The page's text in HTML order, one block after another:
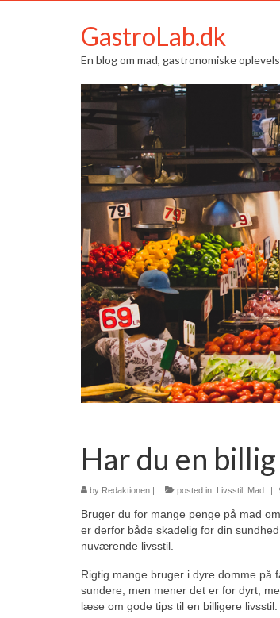
GastroLab.dk
En blog om mad, gastronomiske
Har du en
by Redaktionen | posted in: Livsstil Mad |
Bruger du for mange penge på mad
er derfor både skadelig for din
nuværende livsstil.
Rigtig mange bruger i dyre domme på
sundere, men mener det er for dyrt,
læse om gode tips til en billigere livsstil.